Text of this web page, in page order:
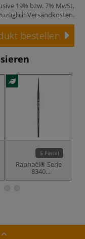
19% bzw. 7% MwSt,
Versandkosten.
bestellen
5 Pinsel
Raphaël® Serie
8340
Aquarellpinsel,